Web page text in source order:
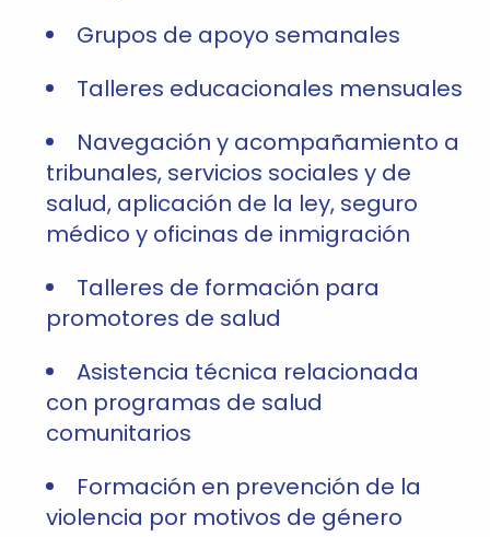
Grupos de apoyo semanales
Talleres educacionales mensuales
Navegación y acompañamiento a
tribunales, servicios sociales y de
salud, aplicación de la ley, seguro
médico y oficinas de inmigración
Talleres de formación para
promotores de salud
Asistencia técnica relacionada
con programas de salud
comunitarios
Formación en prevención de la
violencia por motivos de género